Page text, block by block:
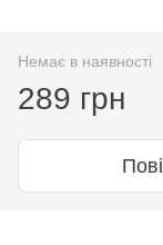
Немає в наявності
289 грн